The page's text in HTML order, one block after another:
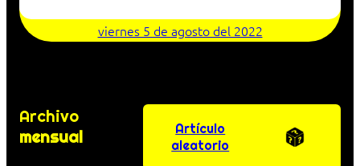
viernes 5 de agosto del 2022
Archivo
mensual
Artículo
aleatorio